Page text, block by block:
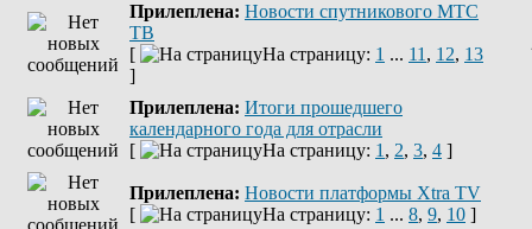
Прилеплена: Новости спутникового МТС
ТВ
[
На страницу: 1 ... 11 , 12, 13
]
Прилеплена: Итоги прошедшего
календарного года для отрасли
[
На страницу: 1 , 2, 3, 4 ]
Прилеплена: Новости платформы Xtra TV
[
На страницу: 1 ... 8, 9, 10 ]